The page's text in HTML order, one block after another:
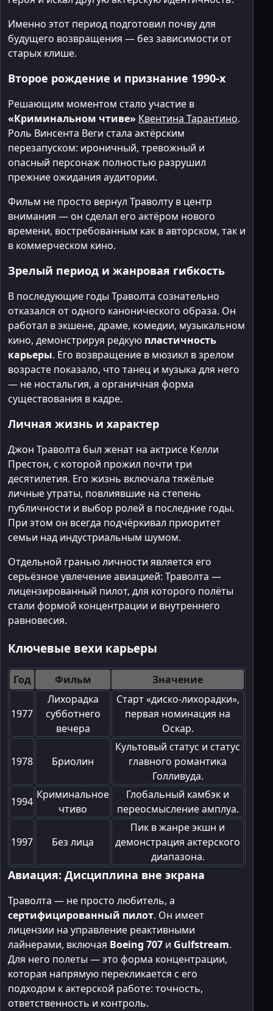
Именно этот период подготовил почву для
будущего возвращения — без зависимости от
старых клише.
Второе рождение и признание 1990-х
Решающим моментом стало участие в
«Криминальном чтиве» Квентина Тарантино.
Роль Винсента Веги стала актёрским
перезапуском: ироничный, тревожный и
опасный персонаж полностью разрушил
прежние ожидания аудитории.
Фильм не просто вернул Траволту в центр
внимания — он сделал его актёром нового
времени, востребованным как в авторском, так и
в коммерческом кино.
Зрелый период и жанровая гибкость
В последующие годы Траволта сознательно
отказался от одного канонического образа. Он
работал в экшене, драме, комедии, музыкальном
кино, демонстрируя редкую пластичность
карьеры. Его возвращение в мюзикл в зрелом
возрасте показало, что танец и музыка для него
— не ностальгия, а органичная форма
существования в кадре.
Личная жизнь и характер
Джон Траволта был женат на актрисе Келли
Престон, с которой прожил почти три
десятилетия. Его жизнь включала тяжёлые
личные утраты, повлиявшие на степень
публичности и выбор ролей в последние годы.
При этом он всегда подчёркивал приоритет
семьи над индустриальным шумом.
Отдельной гранью личности является его
серьёзное увлечение авиацией: Траволта —
лицензированный пилот, для которого полёты
стали формой концентрации и внутреннего
равновесия.
Ключевые вехи карьеры
Год Фильм Значение
1977
Лихорадка
субботнего
вечера
Старт «диско-лихорадки»,
первая номинация на
Оскар.
1978 Бриолин
Культовый статус и статус
главного романтика
Голливуда.
1994
Криминальное
чтиво
Глобальный камбэк и
переосмысление амплуа.
1997 Без лица
Пик в жанре экшн и
демонстрация актерского
диапазона.
Авиация: Дисциплина вне экрана
Траволта — не просто любитель, а
сертифицированный пилот. Он имеет
лицензии на управление реактивными
лайнерами, включая Boeing 707 и Gulfstream.
Для него полеты — это форма концентрации,
которая напрямую перекликается с его
подходом к актерской работе: точность,
ответственность и контроль.